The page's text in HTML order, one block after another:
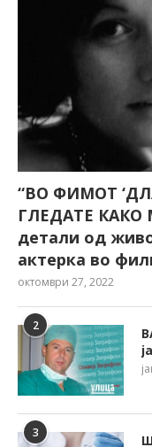
“ВО ФИМОТ
ГЛЕДАТЕ КАКО
детали од
актерка во
октомври 27, 2022
2
3